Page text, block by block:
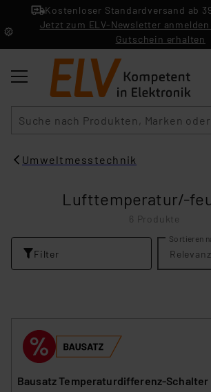
Kostenloser Standardversand ab
Jetzt zum ELV-Newsletter
Gutschein erhalten
Umweltmesstechnik
Lufttemperatur/-
6 Produkte
Filter
Sortieren
Relevanz
Bausatz Temperaturdifferenz-Schalter